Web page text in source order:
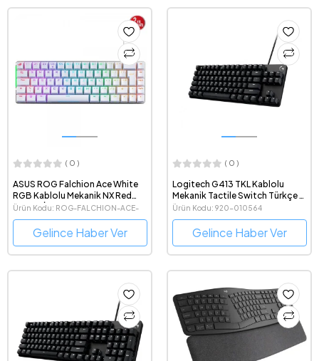
( 0 )
ASUS ROG Falchion Ace White
RGB Kablolu Mekanik NX Red
Switch İngilizce Beyaz Gaming
Klavye
Ürün Kodu: ROG-FALCHION-ACE-
WHITE-NX RED
Gelince Haber Ver
( 0 )
Logitech G413 TKL Kablolu
Mekanik Tactile Switch Türkçe Q
Oyuncu Klavyesi
Ürün Kodu: 920-010564
Gelince Haber Ver